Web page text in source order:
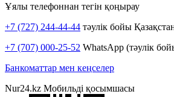
Ұялы телефоннан тегін қоңырау
+7 (727) 244-44-44 тәулік бойы
+7 (707) 000-25-52 WhatsApp (тәулік
Банкоматтар мен кеңселер
Nur24.kz Мобильді қосымшасы